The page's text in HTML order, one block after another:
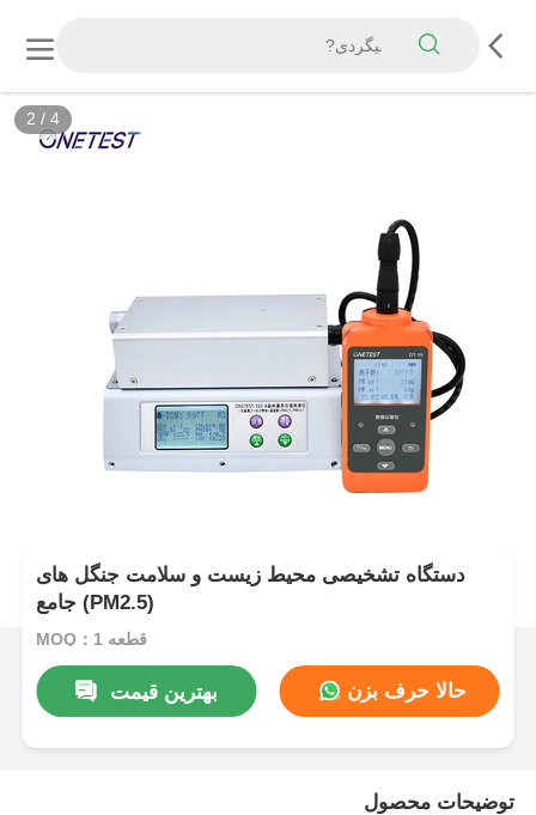
2 / 4
دستگاه تشخیصی محیط زیست و سلامت جنگل های
جامع (PM2.5)
MOQ：1 قطعه
بهترین قیمت حالا حرف بزن
توضیحات محصول